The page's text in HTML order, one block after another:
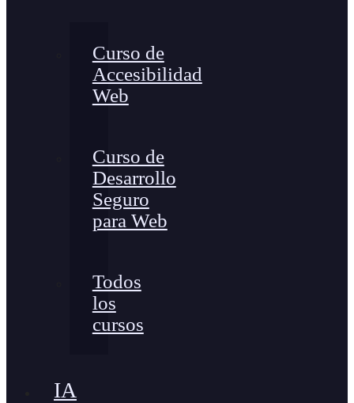
Curso de
Accesibilidad
Web
Curso de
Desarrollo
Seguro
para Web
Todos
los
cursos
IA